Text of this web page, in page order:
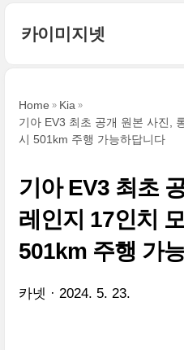
카이미지넷
Home
Kia
기아 EV3 최초 공개 원본 사진,
시 501km 주행 가능하답니다
기아 EV3 최초
레인지 17인치
501km 주행 가
카넷 2024. 5. 23.